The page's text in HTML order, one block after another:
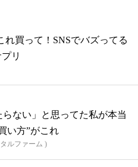
れ買って！SNSでバズってる
リ
らない」と思ってた私が本当
い方”がこれ
ルファーム )